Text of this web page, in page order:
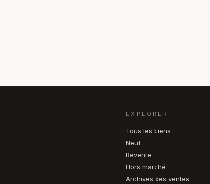
EXPLORER
Tous les biens
Neuf
Revente
Hors marché
Archives des ventes